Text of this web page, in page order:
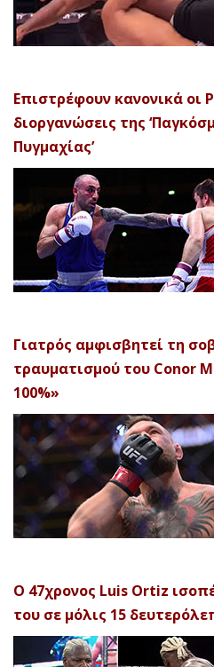
Επιστρέφουν κανονικά οι
διοργανώσεις της
Πυγμαχίας’
Γιατρός αμφισβητεί τη
τραυματισμού του Conor
100%»
Ο 47χρονος Luis Ortiz
του σε μόλις 15